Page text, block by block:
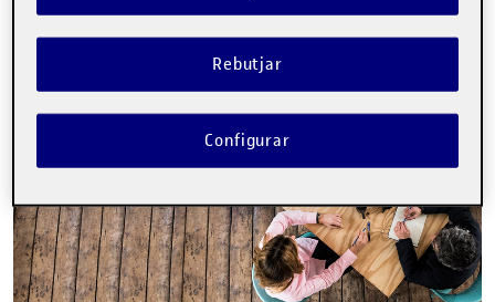
Contacte
Rebutjar
Configurar